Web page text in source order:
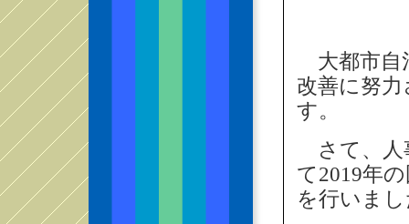
大都市自
改善に努
す。
さて、人
て2019年
を行いま